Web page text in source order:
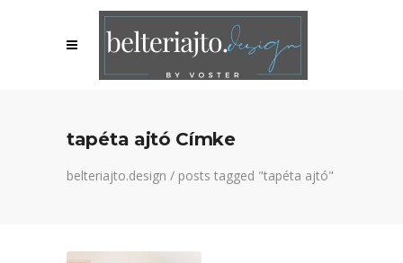
tapéta ajtó Címke
belteriajto.design / posts tagged "tapéta ajtó"